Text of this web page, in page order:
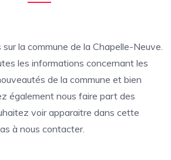
la commune de la Chapelle-Neuve.
les informations concernant les
de la commune et bien
également nous faire part des
voir apparaitre dans cette
à nous contacter.